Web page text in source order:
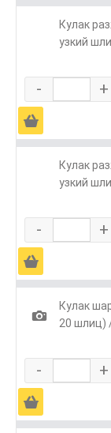
Кулак
узкий
- +
Ä
Кулак
узкий
- +
Ä
1
Кулак
20 шлиц)
- +
Ä